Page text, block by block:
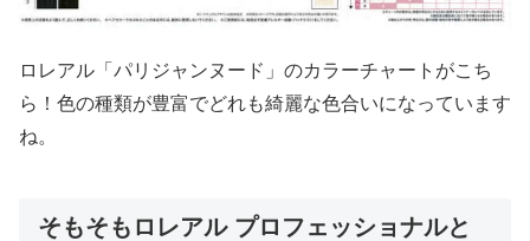
ロレアル「パリジャンヌード」のカラーチャートがこち
ら！色の種類が豊富でどれも綺麗な色合いになっています
ね。
そもそもロレアル プロフェッショナルと